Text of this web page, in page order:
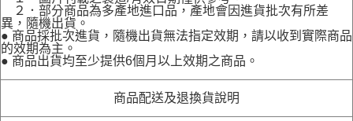
２．部分商品為多產地進口品，產地會因進貨批次有所差
異，隨機出貨。
● 商品採批次進貨，隨機出貨無法指定效期，請以收到實際商品
的效期為主。
● 商品出貨均至少提供6個月以上效期之商品。
商品配送及退換貨說明